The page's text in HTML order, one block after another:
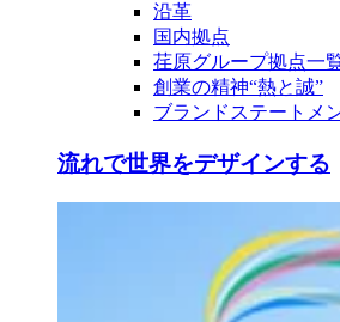
沿革
国内拠点
荏原グループ拠点一
創業の精神“熱と誠”
ブランドステートメ
流れで世界をデザインする